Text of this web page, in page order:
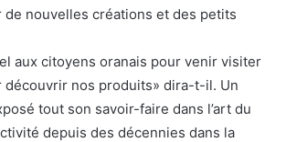
de nouvelles créations et des petits
aux citoyens oranais pour venir visiter
découvrir nos produits» dira-t-il. Un
tout son savoir-faire dans l’art du
depuis des décennies dans la